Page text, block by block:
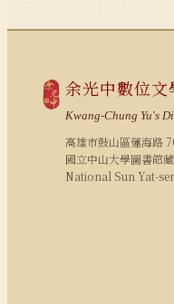
余光中數位文
Kwang-Chung Yu's
高雄市鼓山區蓮海路
國立中山大學圖書館藏
National Sun Yat-